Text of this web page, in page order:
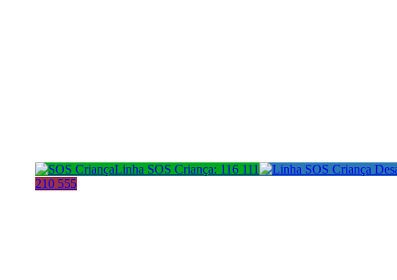
Linha SOS Criança: 116 111
210 555